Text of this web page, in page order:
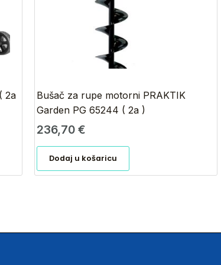
2a
Bušač za rupe motorni PRAKTIK
Garden PG 65244 ( 2a )
236,70€
Dodaj u košaricu